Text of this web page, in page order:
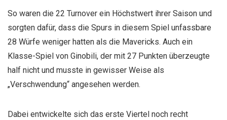
So waren die 22 Turnover ein Höchstwert ihrer Saison und
sorgten dafür, dass die Spurs in diesem Spiel unfassbare
28 Würfe weniger hatten als die Mavericks. Auch ein
Klasse-Spiel von Ginobili, der mit 27 Punkten überzeugte
half nicht und musste in gewisser Weise als
„Verschwendung“ angesehen werden.
Dabei entwickelte sich das erste Viertel noch recht